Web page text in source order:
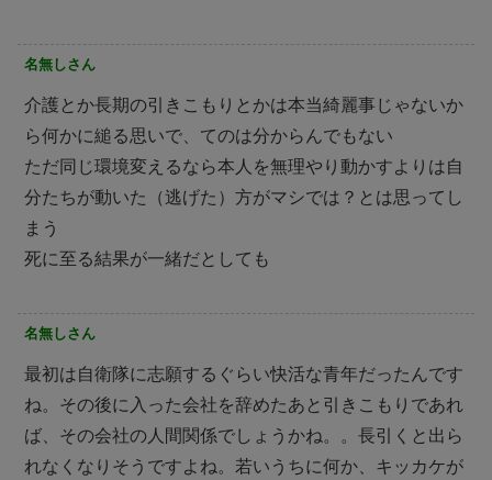
名無しさん
介護とか長期の引きこもりとかは本当綺麗事じゃないか
ら何かに縋る思いで、てのは分からんでもない
ただ同じ環境変えるなら本人を無理やり動かすよりは自
分たちが動いた（逃げた）方がマシでは？とは思ってし
まう
死に至る結果が一緒だとしても
名無しさん
最初は自衛隊に志願するぐらい快活な青年だったんです
ね。その後に入った会社を辞めたあと引きこもりであれ
ば、その会社の人間関係でしょうかね。。長引くと出ら
れなくなりそうですよね。若いうちに何か、キッカケが